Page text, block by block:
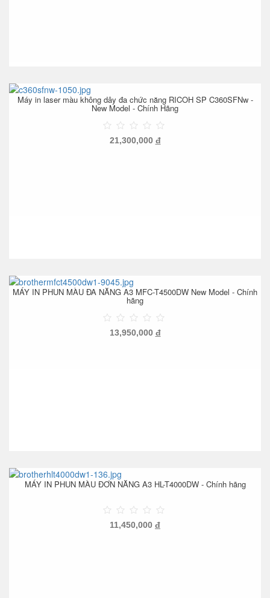
Máy in laser màu không dây đa chức năng RICOH SP C360SFNw -
New Model - Chính Hãng
21,300,000 đ
MÁY IN PHUN MÀU ĐA NĂNG A3 MFC-T4500DW New Model - Chính
hãng
13,950,000 đ
MÁY IN PHUN MÀU ĐƠN NĂNG A3 HL-T4000DW - Chính hãng
11,450,000 đ